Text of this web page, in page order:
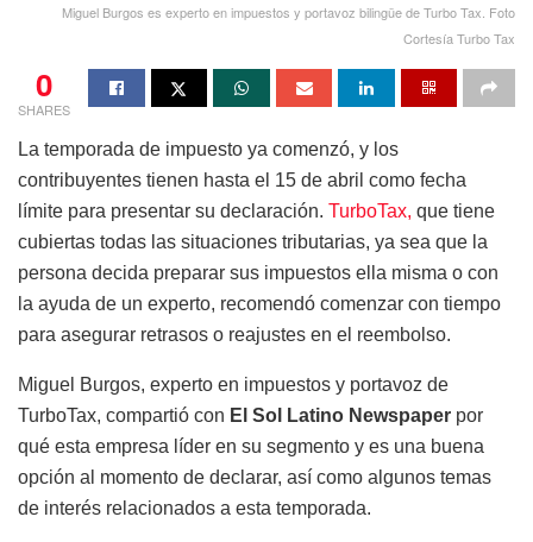
Miguel Burgos es experto en impuestos y portavoz bilingüe de Turbo Tax. Foto
Cortesía Turbo Tax
0
SHARES
La temporada de impuesto ya comenzó, y los
contribuyentes tienen hasta el 15 de abril como fecha
límite para presentar su declaración. TurboTax, que tiene
cubiertas todas las situaciones tributarias, ya sea que la
persona decida preparar sus impuestos ella misma o con
la ayuda de un experto, recomendó comenzar con tiempo
para asegurar retrasos o reajustes en el reembolso.
Miguel Burgos, experto en impuestos y portavoz de
TurboTax, compartió con El Sol Latino Newspaper por
qué esta empresa líder en su segmento y es una buena
opción al momento de declarar, así como algunos temas
de interés relacionados a esta temporada.